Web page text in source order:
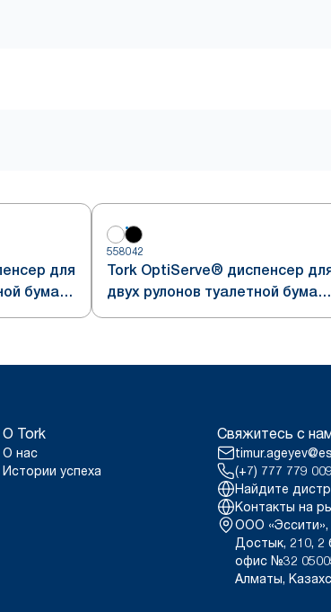
для
бумаги
558042
Tork OptiServe® диспенсер
двух рулонов туалетной бумаги
без втулки
О Tork
О нас
Истории успеха
Свяжитесь с
(+7) 777 779
Найдите
Контакты на
ООО «Эссити»,
Достык, 210, 2
офис №32
Алматы,